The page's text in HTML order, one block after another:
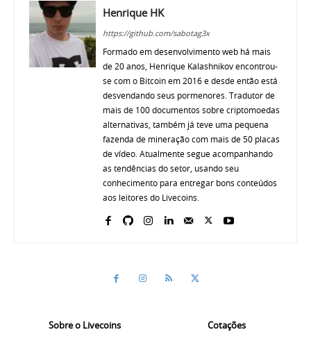
Henrique HK
https://github.com/sabotag3x
Formado em desenvolvimento web há mais
de 20 anos, Henrique Kalashnikov encontrou-
se com o Bitcoin em 2016 e desde então está
desvendando seus pormenores. Tradutor de
mais de 100 documentos sobre criptomoedas
alternativas, também já teve uma pequena
fazenda de mineração com mais de 50 placas
de vídeo. Atualmente segue acompanhando
as tendências do setor, usando seu
conhecimento para entregar bons conteúdos
aos leitores do Livecoins.
Sobre o Livecoins Cotações